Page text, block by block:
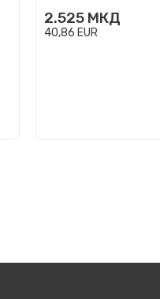
2.525 МКД
40,86 EUR